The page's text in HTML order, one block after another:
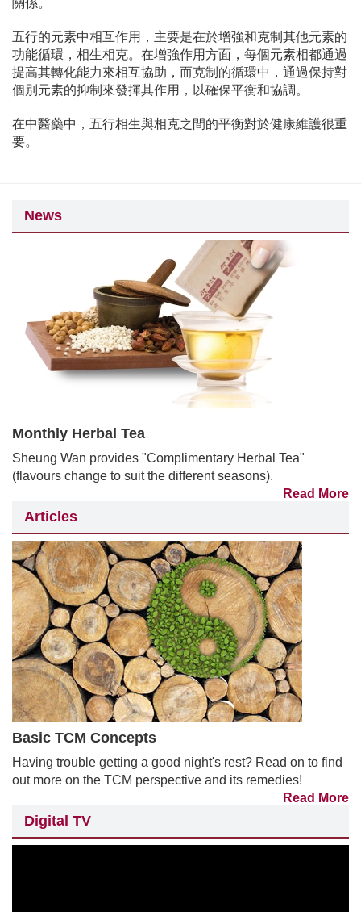
關係。
五行的元素中相互作用，主要是在於增強和克制其他元素的
功能循環，相生相克。在增強作用方面，每個元素相都通過
提高其轉化能力來相互協助，而克制的循環中，通過保持對
個別元素的抑制來發揮其作用，以確保平衡和協調。
在中醫藥中，五行相生與相克之間的平衡對於健康維護很重
要。
News
Monthly Herbal Tea
Sheung Wan provides "Complimentary Herbal Tea"
(flavours change to suit the different seasons).
Read More
Articles
Basic TCM Concepts
Having trouble getting a good night's rest? Read on to find
out more on the TCM perspective and its remedies!
Read More
Digital TV